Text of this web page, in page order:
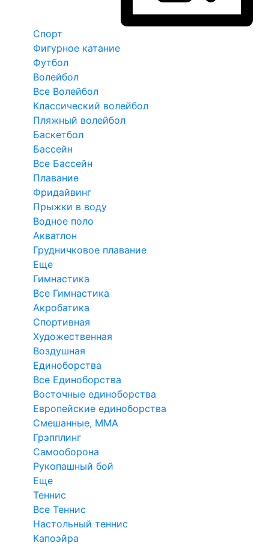
Спорт
Фигурное катание
Футбол
Волейбол
Все Волейбол
Классический волейбол
Пляжный волейбол
Баскетбол
Бассейн
Все Бассейн
Плавание
Фридайвинг
Прыжки в воду
Водное поло
Акватлон
Грудничковое плавание
Еще
Гимнастика
Все Гимнастика
Акробатика
Спортивная
Художественная
Воздушная
Единоборства
Все Единоборства
Восточные единоборства
Европейские единоборства
Смешанные, ММА
Грэпплинг
Самооборона
Рукопашный бой
Еще
Теннис
Все Теннис
Настольный теннис
Капоэйра